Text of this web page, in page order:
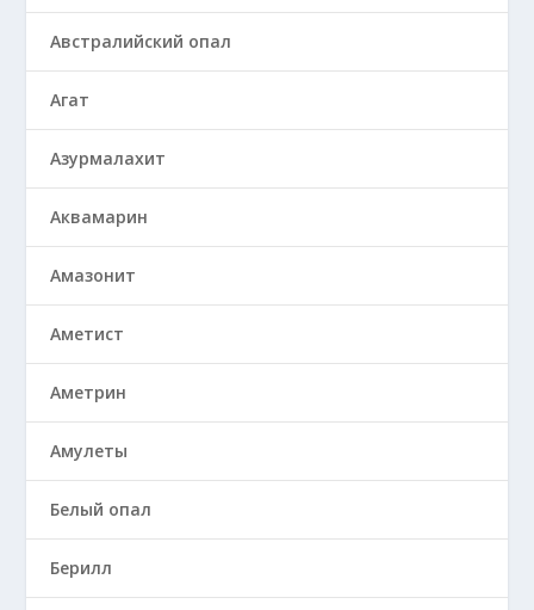
Австралийский опал
Агат
Азурмалахит
Аквамарин
Амазонит
Аметист
Аметрин
Амулеты
Белый опал
Берилл